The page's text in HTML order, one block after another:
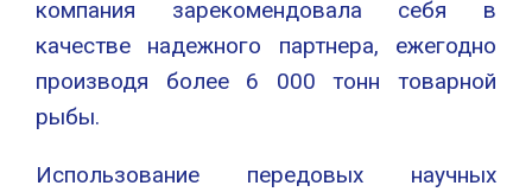
компания зарекомендовала себя в
качестве надежного партнера, ежегодно
производя более 6 000 тонн товарной
рыбы.
Использование передовых научных